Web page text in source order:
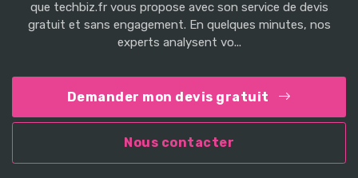
que techbiz.fr vous propose avec son service de devis
gratuit et sans engagement. En quelques minutes, nos
experts analysent vo...
Demander mon devis gratuit
Nous contacter